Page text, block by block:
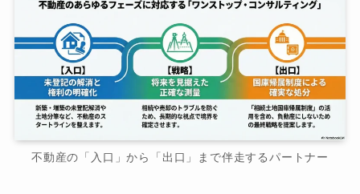
不動産の「入口」から「出口」まで伴走するパートナー